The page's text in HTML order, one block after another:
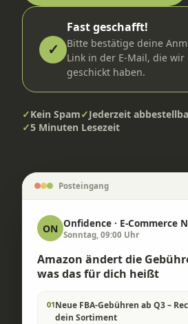
✓
Fast geschafft!
Bitte bestätige deine
Link in der E-Mail, die
geschickt haben.
✓Kein Spam✓Jederzeit
✓5 Minuten Lesezeit
Posteingang
ON Onfidence · E-Commerce
Sonntag, 09:00 Uhr
Amazon ändert die
was das für dich heißt
01Neue FBA-Gebühren ab Q3 –
dein Sortiment